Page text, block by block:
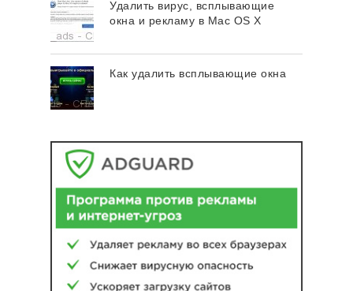
Удалить вирус, всплывающие
окна и рекламу в Mac OS X
Как удалить всплывающие окна